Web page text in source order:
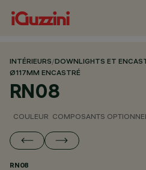
INTÉRIEURS/DOWNLIGHTS ET
Ø117MM ENCASTRÉ
RN08
COULEUR COMPOSANTS
RN08